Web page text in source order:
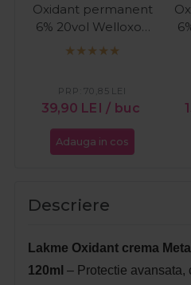
Oxidant permanent
6% 20vol Welloxon
Perfect 1000ml
39,90 LEI / buc
PRP:70,85 LEI
Adauga in cos
Descriere
Lakme Oxidant crema
120ml – Protectie avansata,